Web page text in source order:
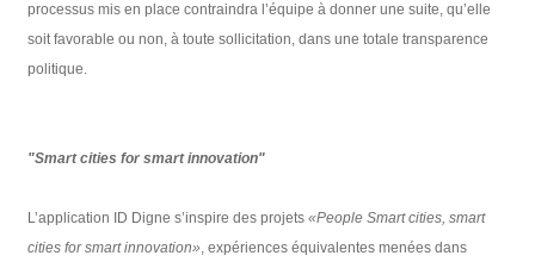
processus mis en place contraindra l’équipe à donner une suite, qu’elle
soit favorable ou non, à toute sollicitation, dans une totale transparence
politique.
"Smart cities for smart innovation"
L’application ID Digne s’inspire des projets«People Smart cities, smart
cities for smart innovation», expériences équivalentes menées dans